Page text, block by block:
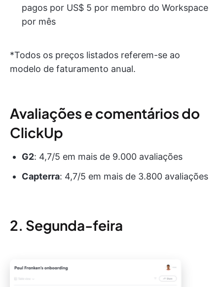
pagos por US$ 5 por membro do Workspace
por mês
*Todos os preços listados referem-se ao
modelo de faturamento anual.
Avaliações e comentários do
ClickUp
G2: 4,7/5 em mais de 9.000 avaliações
Capterra: 4,7/5 em mais de 3.800 avaliações
2. Segunda-feira